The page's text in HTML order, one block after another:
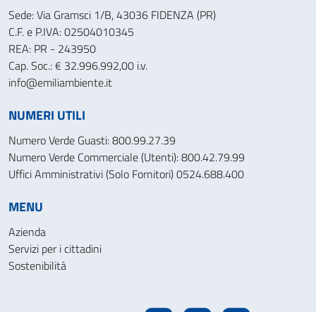
Sede: Via Gramsci 1/B, 43036 FIDENZA (PR)
C.F. e P.IVA: 02504010345
REA: PR - 243950
Cap. Soc.: € 32.996.992,00 i.v.
info@emiliambiente.it
NUMERI UTILI
Numero Verde Guasti: 800.99.27.39
Numero Verde Commerciale (Utenti): 800.42.79.99
Uffici Amministrativi (Solo Fornitori) 0524.688.400
MENU
Azienda
Servizi per i cittadini
Sostenibilità